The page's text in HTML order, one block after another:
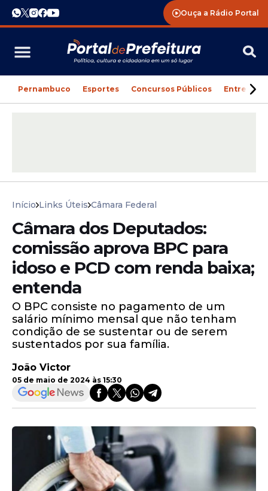
Ouça a Rádio Portal
Pernambuco Esportes Concursos Públicos
Início Links Úteis Câmara Federal
Câmara dos Deputados:
comissão aprova BPC para
idoso e PCD com renda baixa;
entenda
O BPC consiste no pagamento de um
salário mínimo mensal que não tenham
condição de se sustentar ou de serem
sustentados por sua família.
João Victor
05 de maio de 2024 às 15:30